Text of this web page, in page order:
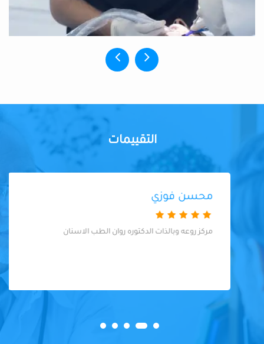
التقييمات
محسن فوزي
مركز روعه وبالذات الدكتوره روان الطب الاسنان